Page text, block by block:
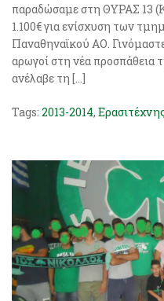
παραδώσαμε στη ΘΥΡΑΣ 13
1.100€ για ενίσχυση των
Παναθηναϊκού ΑΟ.
αρωγοί στη νέα προσπάθεια
ανέλαβε τη […]
Tags: 2013-2014,